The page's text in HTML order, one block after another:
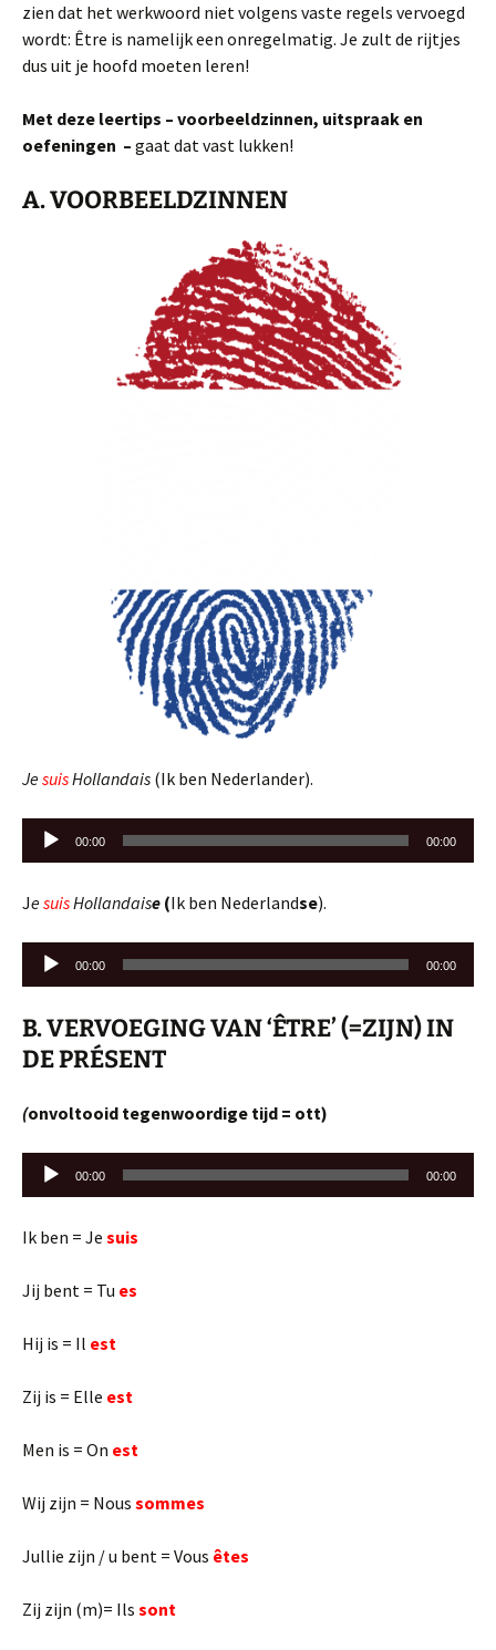
zien dat het werkwoord niet volgens vaste regels vervoegd
wordt: Être is namelijk een onregelmatig. Je zult de rijtjes
dus uit je hoofd moeten leren!
Met deze leertips – voorbeeldzinnen, uitspraak en
oefeningen – gaat dat vast lukken!
A. VOORBEELDZINNEN
JesuisHollandais (Ik ben Nederlander).
Audiospeler
00:00 00:00
JesuisHollandaise (Ik ben Nederlandse).
Audiospeler
00:00 00:00
B. VERVOEGING VAN ‘ÊTRE’ (=ZIJN) IN
DE PRÉSENT
(onvoltooid tegenwoordige tijd = ott)
Audiospeler
00:00 00:00
Ik ben = Je suis
Jij bent = Tu es
Hij is = Il est
Zij is = Elle est
Men is = On est
Wij zijn = Nous sommes
Jullie zijn / u bent = Vous êtes
Zij zijn (m)= Ils sont